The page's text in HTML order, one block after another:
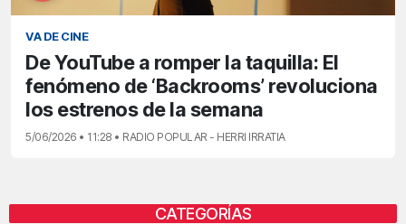
VA DE CINE
De YouTube a romper la taquilla: El
fenómeno de ‘Backrooms’ revoluciona
los estrenos de la semana
5/06/2026 • 11:28 • RADIO POPULAR - HERRI IRRATIA
CATEGORÍAS